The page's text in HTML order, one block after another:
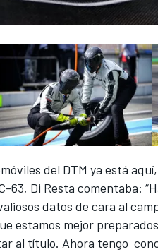
del DTM ya está
63, Di Resta comentaba:
datos de cara al
estamos mejor
al título. Ahora tengo